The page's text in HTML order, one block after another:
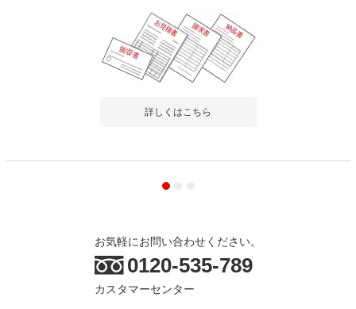
詳しくはこちら
お気軽にお問い合わせください。
0120-535-789
カスタマーセンター